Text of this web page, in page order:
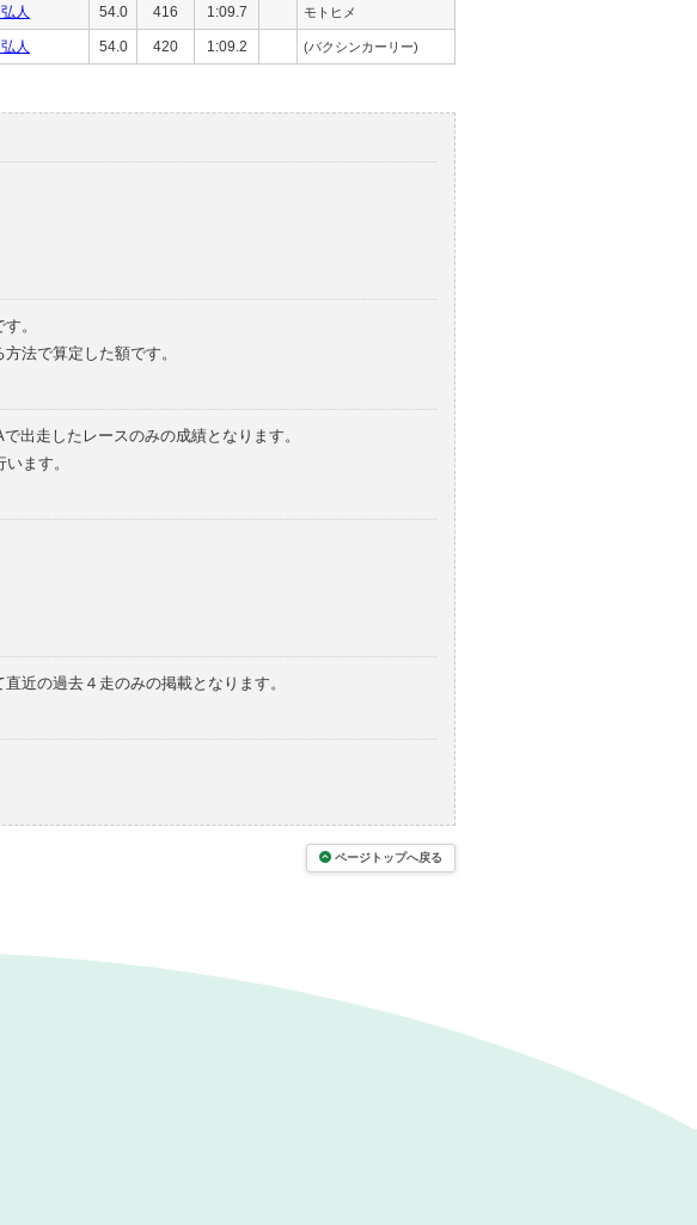
人 54.0 416 1:09.7 モトヒメ
人 54.0 420 1:09.2 (バクシンカーリー)
。
法で算定した額です。
出走したレースのみの成績となります。
ます。
近の過去４走のみの掲載となります。
ページトップへ戻る